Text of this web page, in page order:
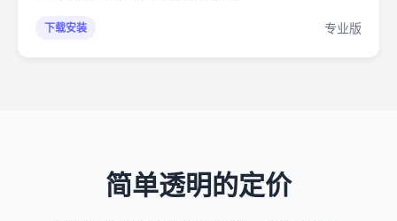
下载安装 专业版
简单透明的定价